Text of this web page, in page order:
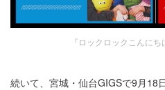
『ロックロックこんにち
続いて、宮城・仙台GIGSで9月18